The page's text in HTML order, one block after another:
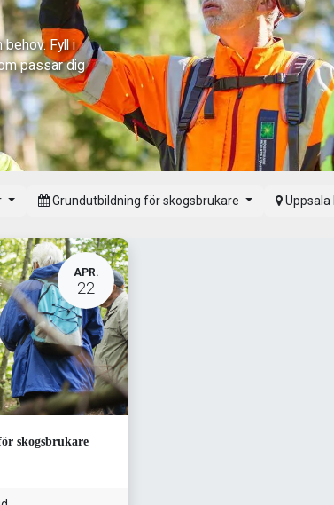
Fyll i
passar dig
Grundutbildning för skogsbrukare
APR.
22
skogsbrukare